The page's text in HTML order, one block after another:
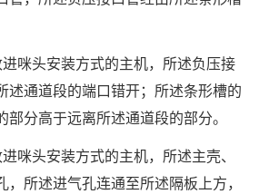
咪头安装方式的主机，所述负压接
述通道段的端口错开；所述条形槽的
部分高于远离所述通道段的部分。
咪头安装方式的主机，所述主壳、
，所述进气孔连通至所述隔板上方，